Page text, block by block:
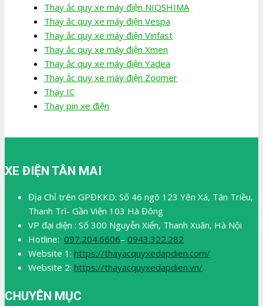
Thay ắc quy xe máy điện NIOSHIMA
Thay ắc quy xe máy điện Vespa
Thay ắc quy xe máy điện Vinfast
Thay ắc quy xe máy điện Xmen
Thay ắc quy xe máy điện Yadea
Thay ắc quy xe máy điện Zoomer
Thay IC
Thay pin xe điện
XE ĐIỆN TÂN MAI
Địa Chỉ trên GPĐKKD: Số 46 ngõ 123 Yên Xá, Tân Triều,
Thanh Trì- Gần Viện 103 Hà Đông
VP đại diện : Số 300 Nguyễn Xiển, Thanh Xuân, Hà Nội
Hotline: 097.204.6606– 0943.322.282
Website 1: https://thayacquyxedapdien.com/
Website 2: https://thayacquyxedapdien.vn/
CHUYÊN MỤC